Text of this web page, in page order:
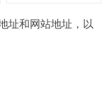
址和网站地址，以